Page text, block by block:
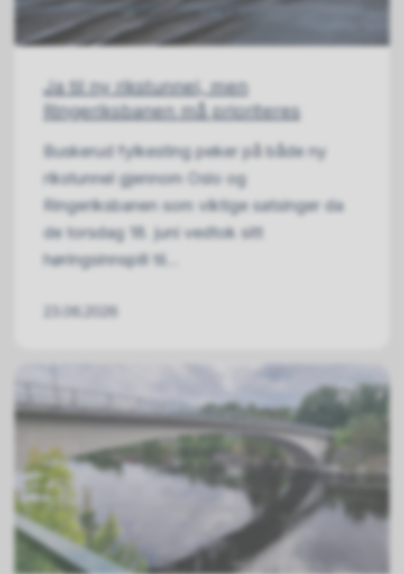
23.06.2026
Ja til ny rikstunnel, men
Ringeriksbanen må prioriteres
Buskerud fylkesting peker på både ny
rikstunnel gjennom Oslo og
Ringeriksbanen som viktige satsinger da
de torsdag 18. juni vedtok sitt
høringsinnspill til...